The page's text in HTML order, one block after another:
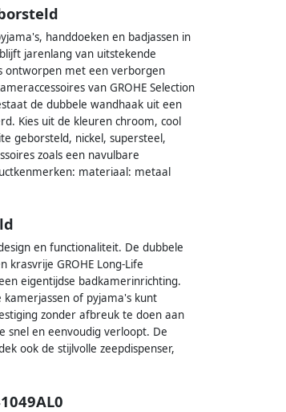
handdoeken en badjassen in
jarenlang van uitstekende
ontworpen met een verborgen
van GROHE Selection
de dubbele wandhaak uit een
Kies uit de kleuren chroom, cool
geborsteld, nickel, supersteel,
zoals een navulbare
materiaal: metaal
en functionaliteit. De dubbele
GROHE Long-Life
eigentijdse badkamerinrichting.
kamerjassen of pyjama's kunt
zonder afbreuk te doen aan
snel en eenvoudig verloopt. De
ook de stijlvolle zeepdispenser,